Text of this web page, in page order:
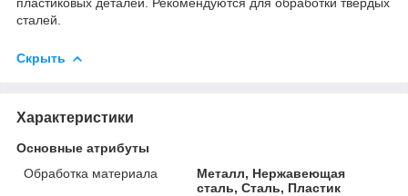
сталей.
Скрыть
Характеристики
Основные атрибуты
Обработка материала
Металл, Нержавеющая
сталь, Сталь, Пластик